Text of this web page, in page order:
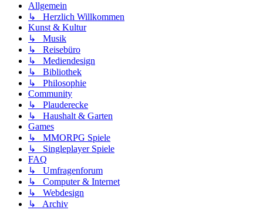
Allgemein
↳ Herzlich Willkommen
Kunst & Kultur
↳ Musik
↳ Reisebüro
↳ Mediendesign
↳ Bibliothek
↳ Philosophie
Community
↳ Plauderecke
↳ Haushalt & Garten
Games
↳ MMORPG Spiele
↳ Singleplayer Spiele
FAQ
↳ Umfragenforum
↳ Computer & Internet
↳ Webdesign
↳ Archiv